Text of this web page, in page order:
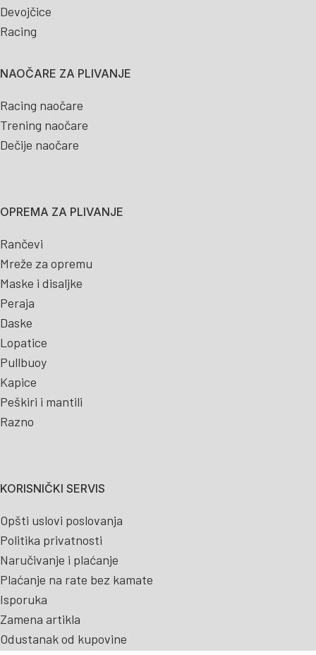
Devojčice
Racing
NAOČARE ZA PLIVANJE
Racing naočare
Trening naočare
Dečije naočare
OPREMA ZA PLIVANJE
Rančevi
Mreže za opremu
Maske i disaljke
Peraja
Daske
Lopatice
Pullbuoy
Kapice
Peškiri i mantili
Razno
KORISNIČKI SERVIS
Opšti uslovi poslovanja
Politika privatnosti
Naručivanje i plaćanje
Plaćanje na rate bez kamate
Isporuka
Zamena artikla
Odustanak od kupovine